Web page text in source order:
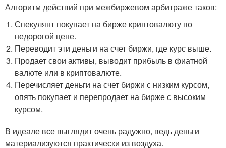
Алгоритм действий при межбиржевом арбитраже таков:
Спекулянт покупает на бирже криптовалюту по
недорогой цене.
Переводит эти деньги на счет биржи, где курс выше.
Продает свои активы, выводит прибыль в фиатной
валюте или в криптовалюте.
Перечисляет деньги на счет биржи с низким курсом,
опять покупает и перепродает на бирже с высоким
курсом.
В идеале все выглядит очень радужно, ведь деньги
материализуются практически из воздуха.